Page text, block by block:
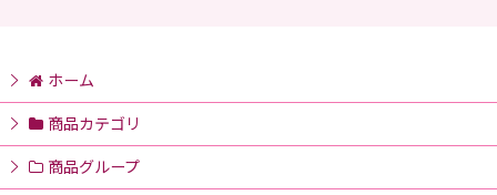
ホーム
商品カテゴリ
商品グループ